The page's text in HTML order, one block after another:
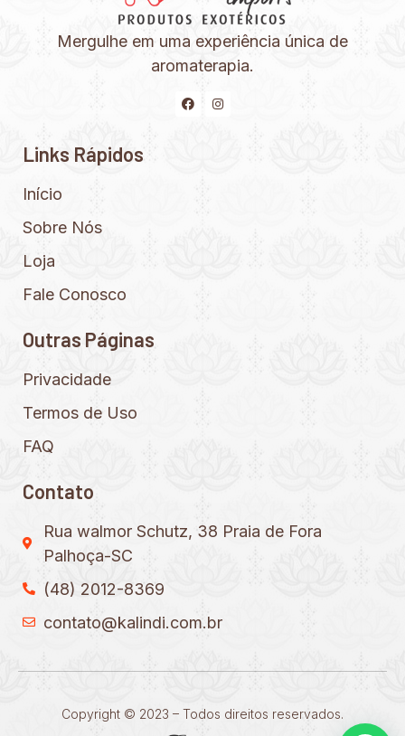
Mergulhe em uma experiência única de
aromaterapia.
Links Rápidos
Início
Sobre Nós
Loja
Fale Conosco
Outras Páginas
Privacidade
Termos de Uso
FAQ
Contato
Rua walmor Schutz, 38 Praia de Fora
Palhoça-SC
(48) 2012-8369
contato@kalindi.com.br
Copyright © 2023 – Todos direitos reservados.